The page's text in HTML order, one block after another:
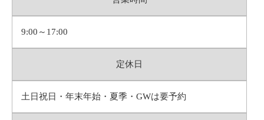
9:00～17:00
定休日
土日祝日・年末年始・夏季・GWは要予約